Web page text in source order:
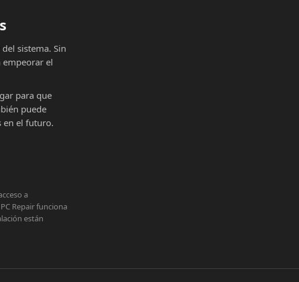
sistema. Sin
empeorar el
para que
puede
en el futuro.
a
Repair funciona
están